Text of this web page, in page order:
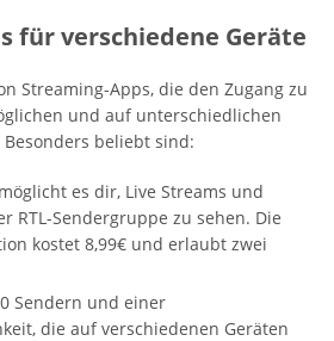
für verschiedene Geräte
Streaming-Apps, die den Zugang zu
und auf unterschiedlichen
beliebt sind:
es dir, Live Streams und
RTL-Sendergruppe zu sehen. Die
kostet 8,99€ und erlaubt zwei
Sendern und einer
die auf verschiedenen Geräten